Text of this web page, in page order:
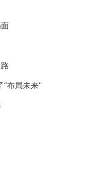
，在芯片的采用
芯片，转向高通36
，折射出长城汽车
性。
到端具有可行性
乎同时宣布向端到
与元戎启行的合
“布局未来”